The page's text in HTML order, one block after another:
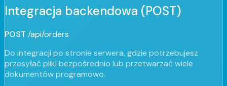
Integracja backendowa (POST)
POST /api/orders
Do integracji po stronie serwera, gdzie potrzebujesz
przesyłać pliki bezpośrednio lub przetwarzać wiele
dokumentów programowo.